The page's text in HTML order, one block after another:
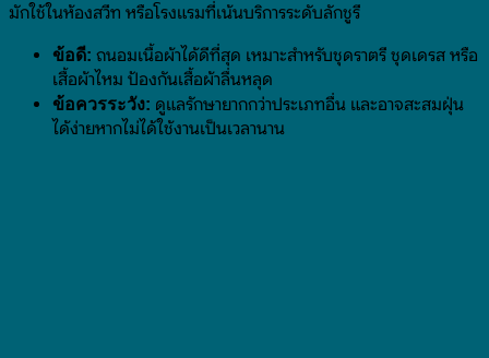
มักใช้ในห้องสวีท หรือโรงแรมที่เน้นบริการระดับลักชูรี
ข้อดี: ถนอมเนื้อผ้าได้ดีที่สุด เหมาะสำหรับชุดราตรี ชุดเดรส หรือ
เสื้อผ้าไหม ป้องกันเสื้อผ้าลื่นหลุด
ข้อควรระวัง: ดูแลรักษายากกว่าประเภทอื่น และอาจสะสมฝุ่น
ได้ง่ายหากไม่ได้ใช้งานเป็นเวลานาน